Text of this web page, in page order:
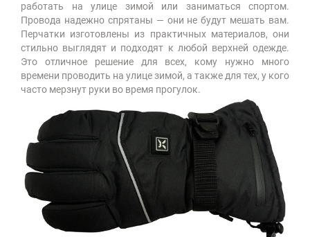
работать на улице зимой или заниматься спортом.
Провода надежно спрятаны — они не будут мешать вам.
Перчатки изготовлены из практичных материалов, они
стильно выглядят и подходят к любой верхней одежде.
Это отличное решение для всех, кому нужно много
времени проводить на улице зимой, а также для тех, у кого
часто мерзнут руки во время прогулок.